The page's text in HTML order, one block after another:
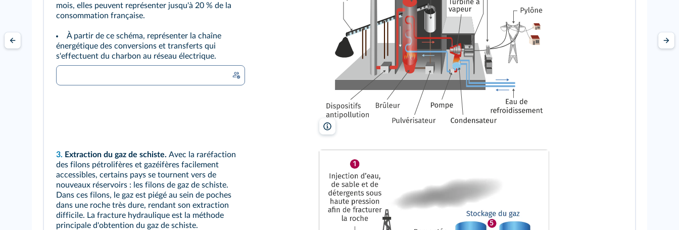
mois, elles peuvent représenter jusqu'à 20 % de la
consommation française.
À partir de ce schéma, représenter la chaîne
énergétique des conversions et transferts qui
s'effectuent du charbon au réseau électrique.
3. Extraction du gaz de schiste. Avec la raréfaction
des filons pétrolifères et gazéifères facilement
accessibles, certains pays se tournent vers de
nouveaux réservoirs : les filons de gaz de schiste.
Dans ces filons, le gaz est piégé au sein de poches
dans une roche très dure, rendant son extraction
difficile. La fracture hydraulique est la méthode
principale d'obtention du gaz de schiste.